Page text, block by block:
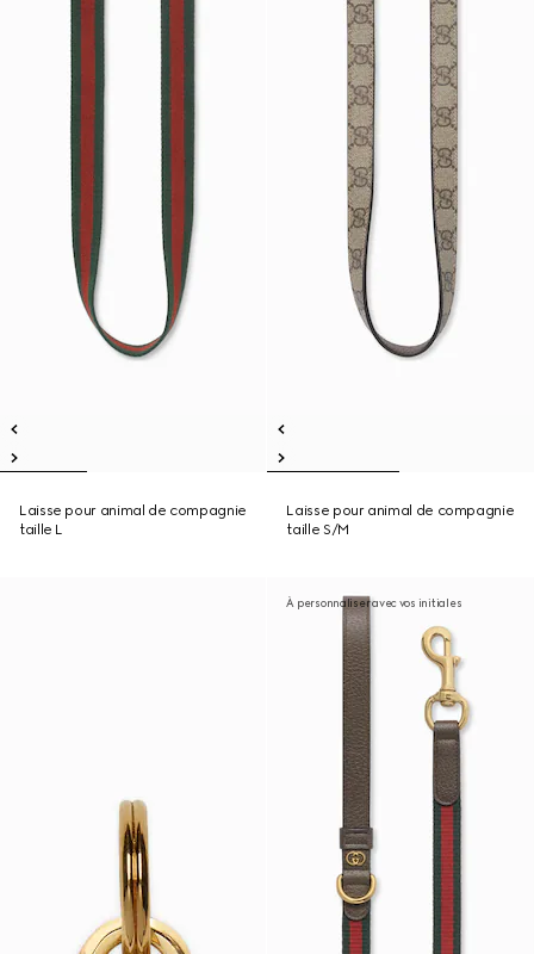
Laisse pour animal de compagnie
taille L
Laisse pour animal de compagnie
taille S/M
À personnaliser avec vos initiales